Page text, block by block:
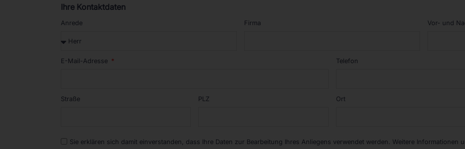
Ihre Kontaktdaten
Anrede Firma Vor- und
E-Mail-Adresse Telefon
Straße PLZ Ort
Sie erklären sich damit einverstanden, dass Ihre Daten zur Bearbeitung Ihres Anliegens verwendet werden. Weitere Informationen